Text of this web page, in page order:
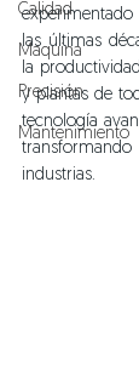
Calidad
Maquina
Precisión
Mantenimiento
las últimas
la
y plantas de
tecnología
industrias.